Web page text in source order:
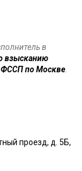
в
взысканию
ФССП по Москве.
проезд, д. 5Б,